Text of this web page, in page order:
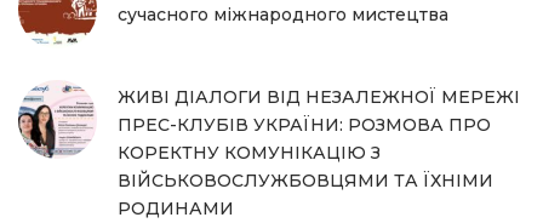
сучасного міжнародного мистецтва
ЖИВІ ДІАЛОГИ ВІД НЕЗАЛЕЖНОЇ МЕРЕЖІ
ПРЕС-КЛУБІВ УКРАЇНИ: РОЗМОВА ПРО
КОРЕКТНУ КОМУНІКАЦІЮ З
ВІЙСЬКОВОСЛУЖБОВЦЯМИ ТА ЇХНІМИ
РОДИНАМИ